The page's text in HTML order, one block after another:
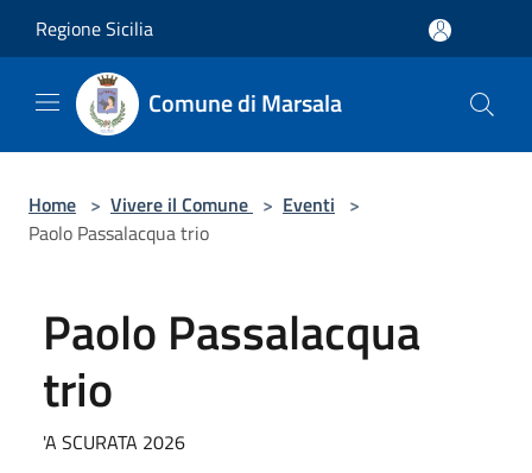
Regione Sicilia
Comune di Marsala
Home > Vivere il Comune > Eventi >
Paolo Passalacqua trio
Paolo Passalacqua
trio
'A SCURATA 2026